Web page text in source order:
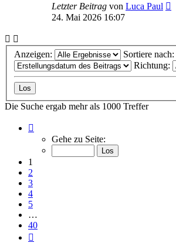
Letzter Beitrag von Luca Paul
24. Mai 2026 16:07
Anzeigen:
Sortiere nach:
Richtung:
Die Suche ergab mehr als 1000 Treffer
von
Gehe zu Seite:
1
2
3
4
5
…
40